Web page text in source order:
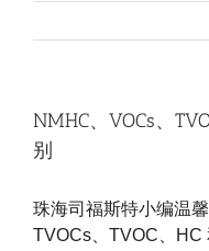
NMHC、VOCs、
别
珠海司福斯特小编温
TVOCs、TVOC、HC